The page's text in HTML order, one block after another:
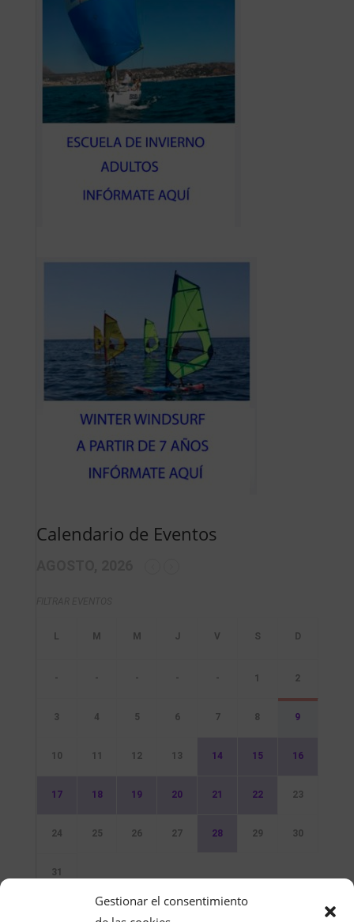
Gestionar el consentimiento
Calendario de Eventos
- - - - - 1 2
3 4 5 6 7 8 9
10 11 12 13 14 15 16
17 18 19 20 21 22 23
24 25 26 27 28 29 30
31
Sin Eventos